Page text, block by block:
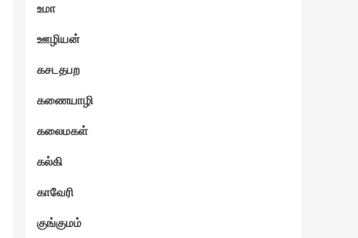
உமா
ஊழியன்
கசடதபற
கணையாழி
கலைமகள்
கல்கி
காவேரி
குங்குமம்